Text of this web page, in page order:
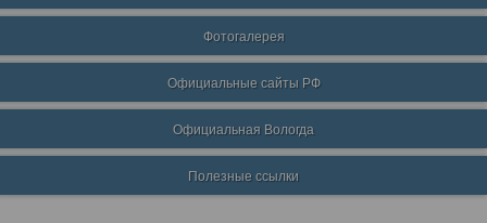
Фотогалерея
Официальные сайты РФ
Официальная Вологда
Полезные ссылки